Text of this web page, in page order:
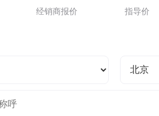
经销商报价 指导价